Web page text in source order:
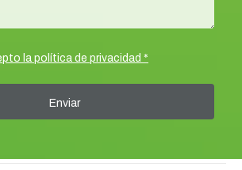
la política de privacidad *